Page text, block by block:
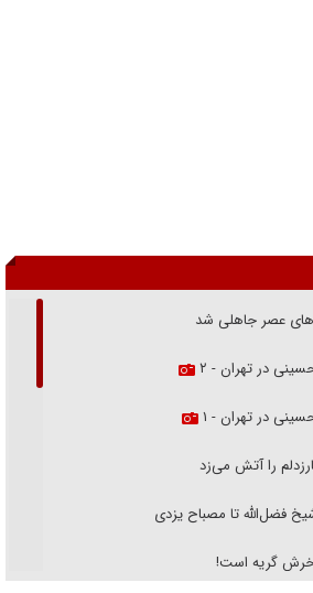
عصر جاهلی شد
در تهران - ۲
در تهران - ۱
را آتش می‌زد
فضل‌الله تا مصباح یزدی
گریه است!